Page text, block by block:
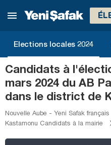
Elections locales 2024
Candidats à
mars 2024 du AB
dans le district de
Nouvelle Aube - Yeni Safak français
Kastamonu Candidats à la mairie
Gümüşhane
Hatay
Iğdır
Isparta
Kahramanmaraş
Karabük